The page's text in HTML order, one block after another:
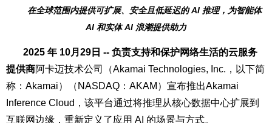
在全球范围内提供可扩展、安全且低延迟的 AI 推理，为智能体
AI 和实体 AI 浪潮提供助力
2025 年 10月29日 -- 负责支持和保护网络生活的云服务
提供商阿卡迈技术公司
（Akamai Technologies, Inc.，以下简
称：Akamai）（NASDAQ：AKAM）宣布推出Akamai
Inference Cloud，该平台通过将推理从核心数据中心扩展到
互联网边缘，重新定义了应用 AI 的场景与方式。